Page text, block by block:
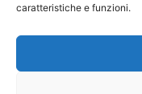
caratteristiche e funzioni.